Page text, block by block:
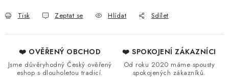
Tisk Zeptat se Hlídat Sdílet
❤️ OVĚŘENÝ OBCHOD
Jsme důvěryhodný Český ověřený
eshop s dlouholetou tradicí.
❤️ SPOKOJENÍ ZÁKAZNÍCI
Od roku 2020 máme spousty
spokojených zákazníků.